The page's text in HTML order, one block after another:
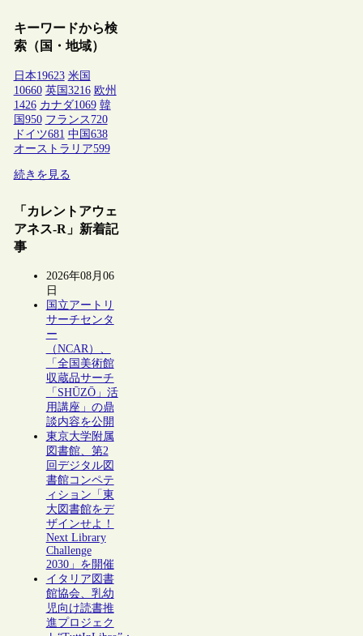
キーワードから検
索（国・地域）
日本19623 米国
10660 英国3216 欧州
1426 カナダ1069 韓
国950 フランス 720
ドイツ681 中国638
オーストラリア599
続きを見る
「カレントアウェ
アネス-R」新着記
事
2026年08月06
日
国立アートリ
サーチセンタ
ー
（NCAR）、
「全国美術館
収蔵品サーチ
「SHŪZŌ」活
用講座」の鼎
談内容を公開
東京大学附属
図書館、第2
回デジタル図
書館コンペテ
ィション「東
大図書館をデ
ザインせよ！
Next Library
Challenge
2030」を開催
イタリア図書
館協会、乳幼
児向け読書推
進プロジェク